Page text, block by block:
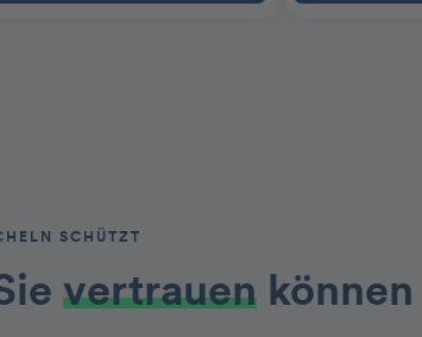
SCHÜTZT
vertrauenkönnen